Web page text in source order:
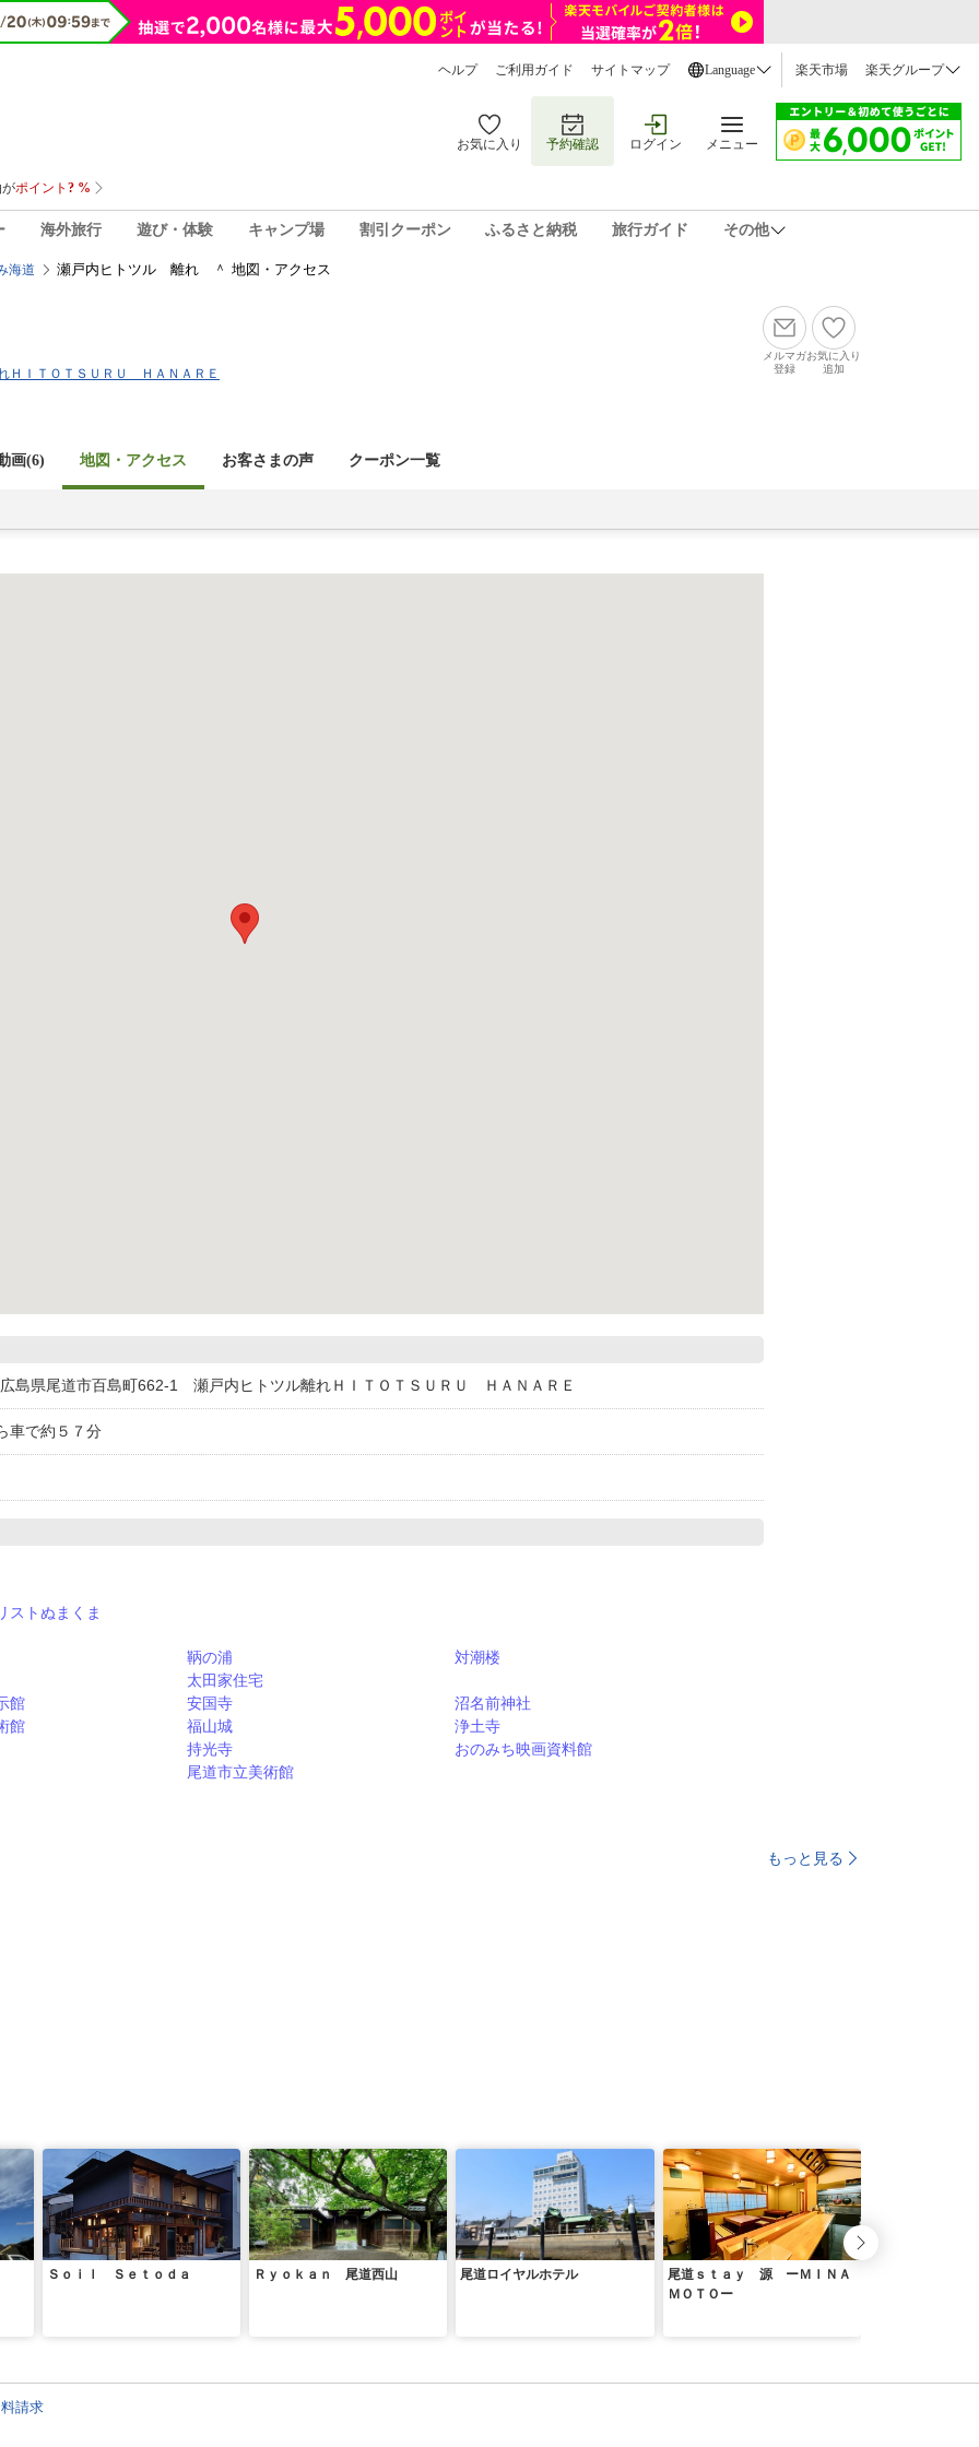
ヘルプ ご利用ガイド サイトマップ Language 楽天市場 楽天グループ
お気に入り 予約確認 ログイン メニュー
海外旅行 遊び・体験 キャンプ場 割引クーポン ふるさと納税 旅行ガイド その他
海道 瀬戸内ヒトツル 離れ ＾ 地図・アクセス
ＨＩＴＯＴＳＵＲＵ ＨＡＮＡＲＥ
メルマガ
登録
お気に入り
追加
画(6) 地図・アクセス お客さまの声 クーポン一覧
島県尾道市百島町662-1 瀬戸内ヒトツル離れＨＩＴＯＴＳＵＲＵ ＨＡＮＡＲＥ
車で約５７分
トぬまくま
鞆の浦
対潮楼
太田家住宅
館
安国寺
沼名前神社
館
福山城
浄土寺
持光寺
おのみち映画資料館
尾道市立美術館
もっと見る
Ｓｏｉｌ Ｓｅｔｏｄａ Ｒｙｏｋａｎ 尾道西山 尾道ロイヤルホテル
尾道ｓｔａｙ 源 ーＭＩＮＡ
ＭＯＴＯー
請求